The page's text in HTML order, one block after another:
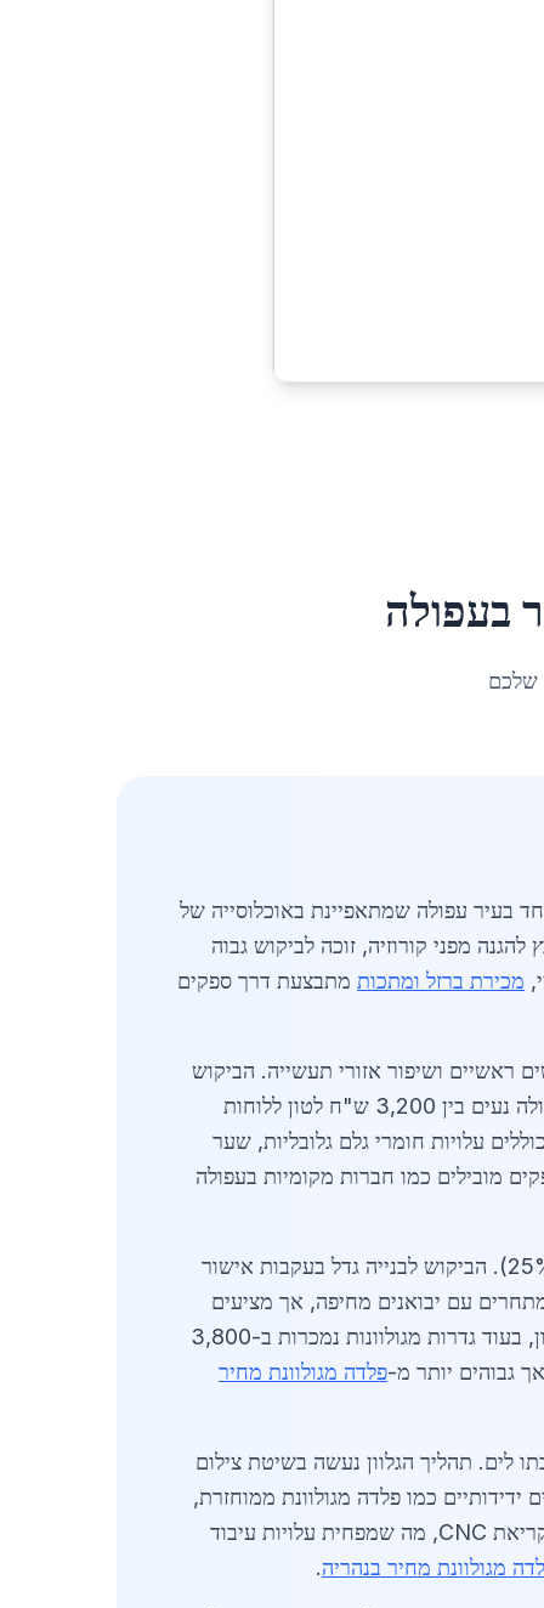
בעפולה
שלכם
במיוחד בעיר עפולה שמתאפיינת באוכלוסייה של
מפני קורוזיה, זוכה לביקוש גבוה
מכירת ברזל ומתכות מתבצעת דרך ספקים
כמו שדרוג כבישים ראשיים ושיפור אזורי תעשייה. הביקוש
עלה בכ-15% בהשוואה לשנה קודמת, בעקבות עלייה בבנייה תעשייתית ומגורים. מחירי הפלדה המגולוונת בעפולה נעים בין 3,200 ש"ח לטון ללוחות
עלויות חומרי גלם גלובליות, שער
ספקים מובילים כמו חברות מקומיות בעפולה
בעפולה, שוק הפלדה המגולוונת מחולק לשלושה מגזרים עיקריים: בנייה (45%), תעשייה (30%) וחקלאות (25%). הביקוש לבנייה גדל בעקבות אישור
עם יבואנים מחיפה, אך מציעים
יתרונות כמו זמני אספקה קצרים יותר. לדוגמה, מחיר צינור מגולוון בקוטר 2 אינץ' עומד על כ-4,200 ש"ח לטון, בעוד גדרות מגולוונות נמכרות ב-3,800
גבוהים יותר מ-פלדה מגולוונת מחיר
הצפון עם קרבתו לים. תהליך הגלוון נעשה בשיטת צילום
לשימוש בחומרים ידידותיים כמו פלדה מגולוונת ממוחזרת,
כגון חיתוך לייזר וקריאת CNC, מה שמפחית עלויות עיבוד
מגולוונת מחיר בנהריה.